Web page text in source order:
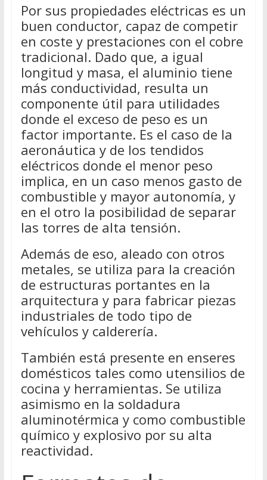
Por sus propiedades eléctricas es un
buen conductor, capaz de competir
en coste y prestaciones con el cobre
tradicional. Dado que, a igual
longitud y masa, el aluminio tiene
más conductividad, resulta un
componente útil para utilidades
donde el exceso de peso es un
factor importante. Es el caso de la
aeronáutica y de los tendidos
eléctricos donde el menor peso
implica, en un caso menos gasto de
combustible y mayor autonomía, y
en el otro la posibilidad de separar
las torres de alta tensión.
Además de eso, aleado con otros
metales, se utiliza para la creación
de estructuras portantes en la
arquitectura y para fabricar piezas
industriales de todo tipo de
vehículos y calderería.
También está presente en enseres
domésticos tales como utensilios de
cocina y herramientas. Se utiliza
asimismo en la soldadura
aluminotérmica y como combustible
químico y explosivo por su alta
reactividad.